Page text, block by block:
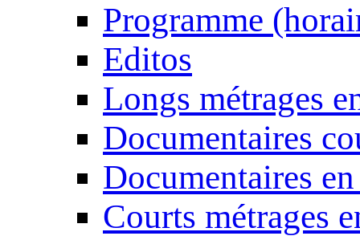
Programme
Editos
Longs métrages
Documentaires
Documentaires
Courts métrages